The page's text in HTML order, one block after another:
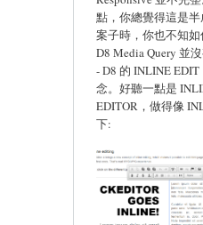
點，你總覺得這是
案子時，你也不知如
D8 Media Query 並
- D8 的 INLINE
念。好聽一點是
EDITOR，做得像
下: